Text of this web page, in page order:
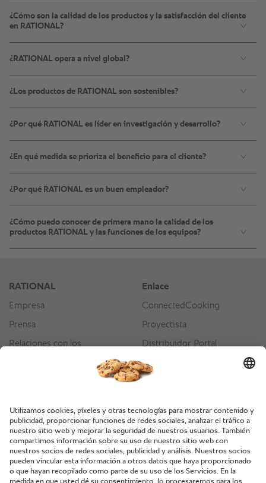
¿Cómo son la calidad de los productos y la satisfacción del cliente
en RATIONAL?
¿RATIONAL opera a nivel global?
¿Los productos de RATIONAL son sostenibles?
¿Por qué RATIONAL es líder en investigación y desarrollo?
¿En qué medida se prioriza el beneficio para el cliente?
¿Por qué RATIONAL es un buen empleador?
¿Cómo puedo conocer de primera mano la calidad de los
productos RATIONAL y las funciones de los equipos?